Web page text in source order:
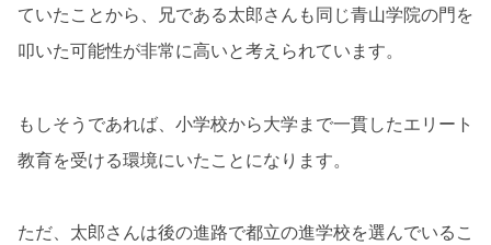
ていたことから、兄である太郎さんも同じ青山学院の門を
叩いた可能性が非常に高いと考えられています。
もしそうであれば、小学校から大学まで一貫したエリート
教育を受ける環境にいたことになります。
ただ、太郎さんは後の進路で都立の進学校を選んでいるこ